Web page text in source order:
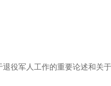
役军人工作的重要论述和关